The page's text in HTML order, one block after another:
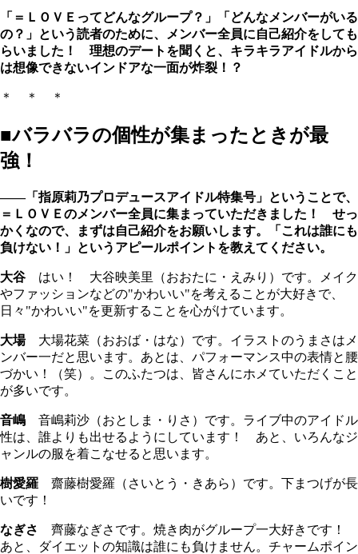
「＝ＬＯＶＥってどんなグループ？」「どんなメンバーがいる
の？」という読者のために、メンバー全員に自己紹介をしても
らいました！ 理想のデートを聞くと、キラキラアイドルから
は想像できないインドアな一面が炸裂！？
＊ ＊ ＊
■バラバラの個性が集まったときが最
強！
――「指原莉乃プロデュースアイドル特集号」ということで、
＝ＬＯＶＥのメンバー全員に集まっていただきました！ せっ
かくなので、まずは自己紹介をお願いします。「これは誰にも
負けない！」というアピールポイントを教えてください。
大谷 はい！ 大谷映美里（おおたに・えみり）です。メイク
やファッションなどの"かわいい"を考えることが大好きで、
日々"かわいい"を更新することを心がけています。
大場大場花菜（おおば・はな）です。イラストのうまさはメ
ンバー一だと思います。あとは、パフォーマンス中の表情と腰
づかい！（笑）。このふたつは、皆さんにホメていただくこと
が多いです。
音嶋 音嶋莉沙（おとしま・りさ）です。ライブ中のアイドル
性は、誰よりも出せるようにしています！ あと、いろんなジ
ャンルの服を着こなせると思います。
樹愛羅 齋藤樹愛羅（さいとう・きあら）です。下まつげが長
いです！
なぎさ
齊藤なぎさです。焼き肉がグループ一大好きです！
あと、ダイエットの知識は誰にも負けません。チャームポイン